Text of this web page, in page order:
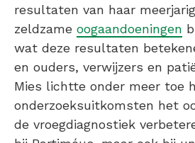
resultaten van haar
zeldzame oogaandoeningen
wat deze resultaten
en ouders, verwijzers en
Mies lichtte onder meer toe
onderzoeksuitkomsten het
de vroegdiagnostiek